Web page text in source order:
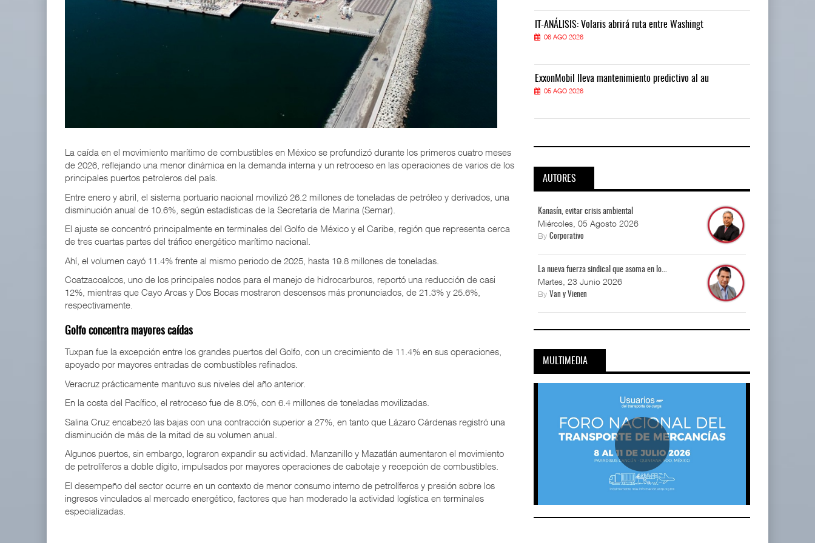
La caída en el movimiento marítimo de combustibles en México se profundizó durante los primeros cuatro meses
de 2026, reflejando una menor dinámica en la demanda interna y un retroceso en las operaciones de varios de los
principales puertos petroleros del país.
Entre enero y abril, el sistema portuario nacional movilizó 26.2 millones de toneladas de petróleo y derivados, una
disminución anual de 10.6%, según estadísticas de la Secretaría de Marina (Semar).
El ajuste se concentró principalmente en terminales del Golfo de México y el Caribe, región que representa cerca
de tres cuartas partes del tráfico energético marítimo nacional.
Ahí, el volumen cayó 11.4% frente al mismo periodo de 2025, hasta 19.8 millones de toneladas.
Coatzacoalcos, uno de los principales nodos para el manejo de hidrocarburos, reportó una reducción de casi
12%, mientras que Cayo Arcas y Dos Bocas mostraron descensos más pronunciados, de 21.3% y 25.6%,
respectivamente.
Golfo concentra mayores caídas
Tuxpan fue la excepción entre los grandes puertos del Golfo, con un crecimiento de 11.4% en sus operaciones,
apoyado por mayores entradas de combustibles refinados.
Veracruz prácticamente mantuvo sus niveles del año anterior.
En la costa del Pacífico, el retroceso fue de 8.0%, con 6.4 millones de toneladas movilizadas.
Salina Cruz encabezó las bajas con una contracción superior a 27%, en tanto que Lázaro Cárdenas registró una
disminución de más de la mitad de su volumen anual.
Algunos puertos, sin embargo, lograron expandir su actividad. Manzanillo y Mazatlán aumentaron el movimiento
de petrolíferos a doble dígito, impulsados por mayores operaciones de cabotaje y recepción de combustibles.
El desempeño del sector ocurre en un contexto de menor consumo interno de petrolíferos y presión sobre los
ingresos vinculados al mercado energético, factores que han moderado la actividad logística en terminales
especializadas.
IT-ANÁLISIS: Volaris abrirá ruta entre Washingt
06 AGO 2026
ExxonMobil lleva mantenimiento predictivo al au
05 AGO 2026
IT-ANÁLISIS: Volaris abrirá ruta entre Washingt
06 AGO 2026
ExxonMobil lleva mantenimiento predictivo al au
05 AGO 2026
AUTORES
Kanasín, evitar crisis ambiental
Miércoles, 05 Agosto 2026
ByCorporativo
La nueva fuerza sindical que asoma en lo...
Martes, 23 Junio 2026
ByVan y Vienen
MULTIMEDIA